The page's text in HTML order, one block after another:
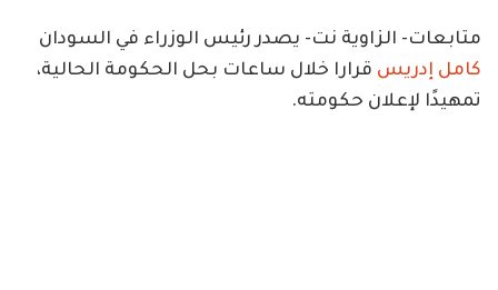
متابعات- الزاوية نت- يصدر رئيس الوزراء في السودان
كامل إدريس قرارا خلال ساعات بحل الحكومة الحالية،
تمهيدًا لإعلان حكومته.